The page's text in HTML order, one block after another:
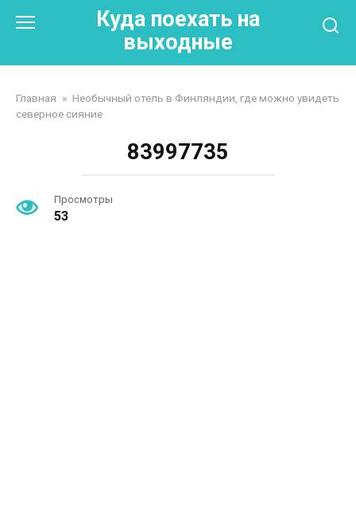
Куда поехать на
выходные
Главная » Необычный отель в Финляндии, где можно увидеть
северное сияние
83997735
Просмотры
53